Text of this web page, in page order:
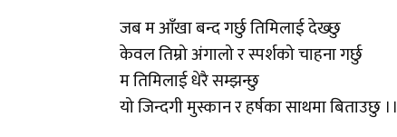
जब म आँखा बन्द गर्छु तिमिलाई देख्छु
केवल तिम्रो अंगालो र स्पर्शको चाहना गर्छु
म तिमिलाई धेरै सम्झन्छु
यो जिन्दगी मुस्कान र हर्षका साथमा बिताउछु ।।